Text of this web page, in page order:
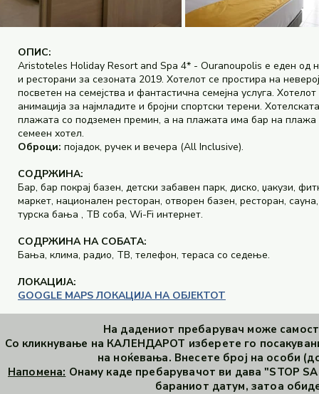
ОПИС:
Aristoteles Holiday Resort and Spa 4* - Ouranoupolis е еден од
и ресторани за сезоната 2019. Хотелот се простира на
посветен на семејства и фантастична семејна услуга.
анимација за најмладите и бројни спортски терени.
плажата со подземен премин, а на плажата има бар на
семеен хотел.
Оброци: појадок, ручек и вечера (All Inclusive).
СОДРЖИНА:
Бар, бар покрај базен, детски забавен парк, диско, џакузи,
маркет, национален ресторан, отворен базен, ресторан,
турска бања , ТВ соба, Wi-Fi интернет.
СОДРЖИНА НА СОБАТА:
Бања, клима, радио, ТВ, телефон, тераса со седење.
ЛОКАЦИЈА:
GOOGLE MAPS ЛОКАЦИЈА НА ОБЈЕКТОТ
На дадениот пребарувач може
Со кликнување на КАЛЕНДАРОТ изберете го
на ноќевања. Внесете број на особи
Напомена: Онаму каде пребарувачот ви дава "STOP
бараниот датум, затоа